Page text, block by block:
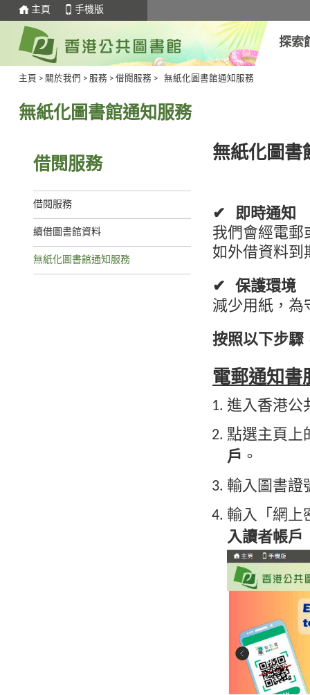
主頁 手機版
探索
主頁 > 關於我們 > 服務 > 借閱服務 > 無紙化圖書館通知服務
無紙化圖書館通知服務
借閱服務
借閱服務
續借圖書館資料
無紙化圖書館通知服務
無紙化圖書
✔ 即時通知
我們會經電郵
如外借資料到
✔ 保護環境
減少用紙，為
按照以下步驟
電郵通知書
進入香港公
點選主頁上
戶 。
輸入圖書證
輸入「網上
入讀者帳戶